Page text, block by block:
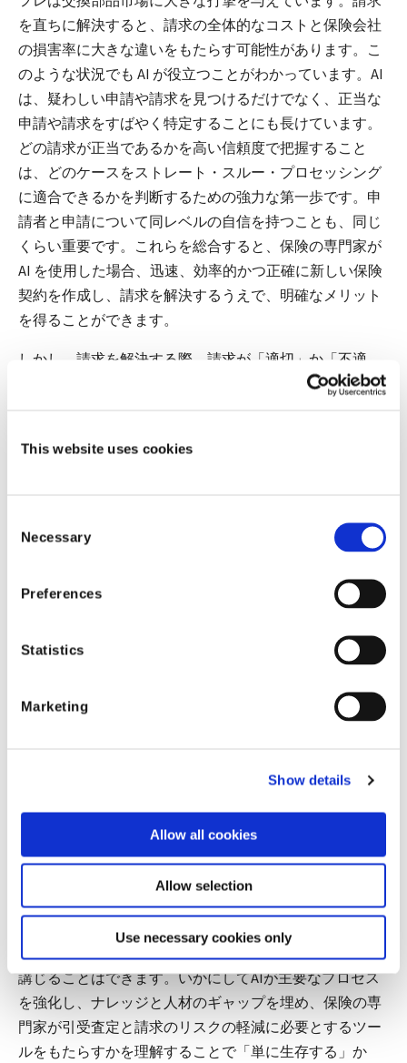
This website uses cookies
Selection
Necessary
Preferences
Statistics
Marketing
Show details
Allow all cookies
Allow selection
Use necessary cookies only
を直ちに解決すると、請求の全体的なコストと保険会社
の損害率に大きな違いをもたらす可能性があります。こ
のような状況でも AI が役立つことがわかっています。AI
は、疑わしい申請や請求を見つけるだけでなく、正当な
申請や請求をすばやく特定することにも長けています。
どの請求が正当であるかを高い信頼度で把握すること
は、どのケースをストレート・スルー・プロセッシング
に適合できるかを判断するための強力な第一歩です。申
請者と申請について同レベルの自信を持つことも、同じ
くらい重要です。これらを総合すると、保険の専門家が
AI を使用した場合、迅速、効率的かつ正確に新しい保険
契約を作成し、請求を解決するうえで、明確なメリット
を得ることができます。
しかし、請求を解決する際、請求が「適切」か「不適
切」かを知れば良いだけではないことはご存じのとおり
るのです。このような場合、AIは、解決済みの請求の過
してどの箇所に時間を費やすのが最善かを見極めるのを
助けます。また、AI を使用して、請求が誇張されている
事例を検出してフラグを立てることもできます。これに
より、必ずしも不正という恐ろしい言葉を使うことな
残念ながら、犯罪者はさまざまな形や規模を取り、サー
ビス プロバイダー コミュニティも例外ではなく、保険会
社と契約者を同様に利用しようとします。このような状
明されているプロバイダーにフラグを立てられるので
す。そのため、保険会社は、迅速、公正、費用対効果の
高い修理サービスを提供する、最適な実績を持つ最寄り
の修理店を勧めることができます。
保険会社は、経済に不確実性をもたらす状況から無縁で
はいられません。ただし、そのようなリスクの多くから
ビジネスを間違いなく保護するために、実際的な措置を
講じることはできます。いかにしてAIが主要なプロセス
を強化し、ナレッジと人材のギャップを埋め、保険の専
門家が引受査定と請求のリスクの軽減に必要とするツー
ルをもたらすかを理解することで「単に生存する」か